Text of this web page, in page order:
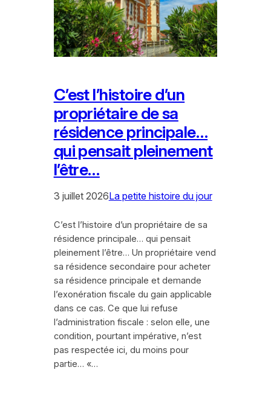
C’est l’histoire d’un
propriétaire de sa
résidence principale…
qui pensait pleinement
l’être…
3 juillet 2026La petite histoire du jour
C’est l’histoire d’un propriétaire de sa
résidence principale… qui pensait
pleinement l’être… Un propriétaire vend
sa résidence secondaire pour acheter
sa résidence principale et demande
l’exonération fiscale du gain applicable
dans ce cas. Ce que lui refuse
l’administration fiscale : selon elle, une
condition, pourtant impérative, n’est
pas respectée ici, du moins pour
partie… «…